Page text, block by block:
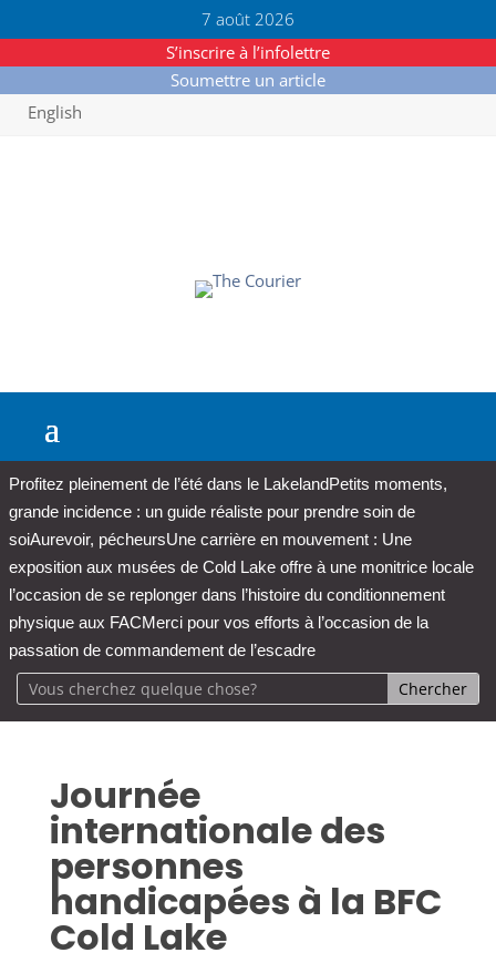
7 août 2026
S’inscrire à l’infolettre
Soumettre un article
English
Profitez pleinement de l’été dans le LakelandPetits moments,
grande incidence : un guide réaliste pour prendre soin de
soiAurevoir, pécheursUne carrière en mouvement : Une
exposition aux musées de Cold Lake offre à une monitrice locale
l’occasion de se replonger dans l’histoire du conditionnement
physique aux FACMerci pour vos efforts à l’occasion de la
passation de commandement de l’escadre
Journée
internationale des
personnes
handicapées à la BFC
Cold Lake